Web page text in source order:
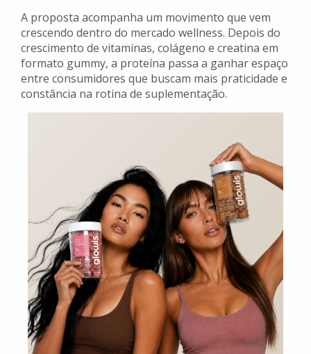
A proposta acompanha um movimento que vem
crescendo dentro do mercado wellness. Depois do
crescimento de vitaminas, colágeno e creatina em
formato gummy, a proteína passa a ganhar espaço
entre consumidores que buscam mais praticidade e
constância na rotina de suplementação.